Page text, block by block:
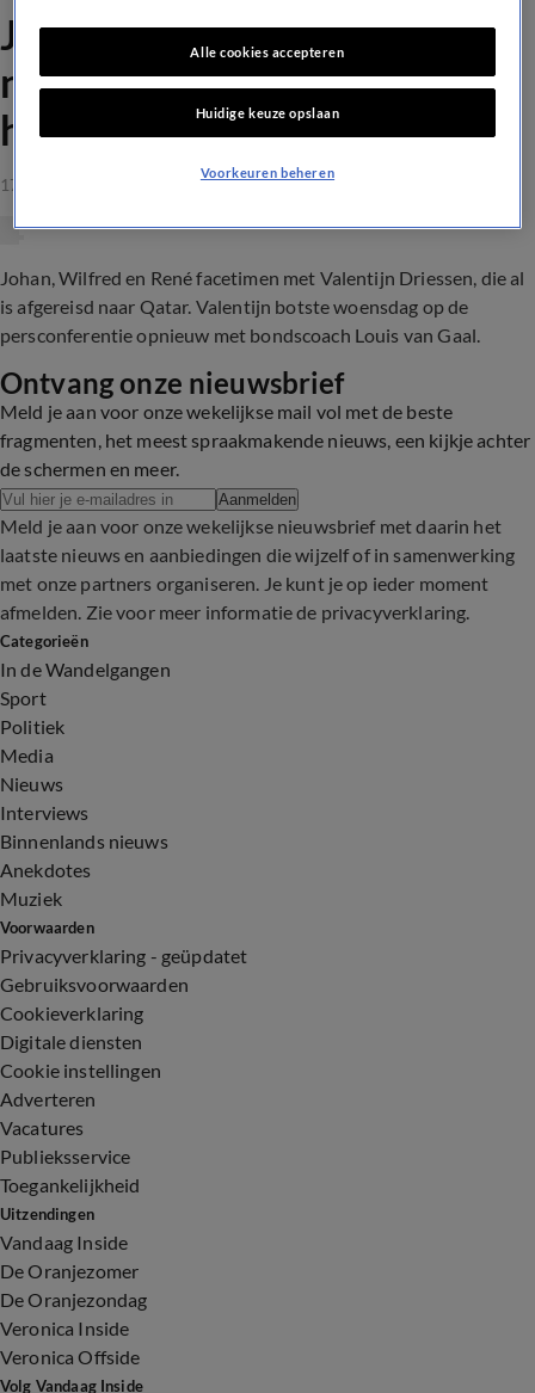
Johan tegen Valentijn: 'Die
negatieve vragen van jou
hangen mij de strot uit!'
17 nov 2022, 00:46
Johan, Wilfred en René facetimen met Valentijn Driessen, die al
is afgereisd naar Qatar. Valentijn botste woensdag op de
persconferentie opnieuw met bondscoach Louis van Gaal.
Ontvang onze nieuwsbrief
Meld je aan voor onze wekelijkse mail vol met de beste
fragmenten, het meest spraakmakende nieuws, een kijkje achter
de schermen en meer.
Aanmelden
Meld je aan voor onze wekelijkse nieuwsbrief met daarin het
laatste nieuws en aanbiedingen die wijzelf of in samenwerking
met onze partners organiseren. Je kunt je op ieder moment
afmelden. Zie voor meer informatie de privacyverklaring.
Categorieën
In de Wandelgangen
Sport
Politiek
Media
Nieuws
Interviews
Binnenlands nieuws
Anekdotes
Muziek
Voorwaarden
Privacyverklaring - geüpdatet
Gebruiksvoorwaarden
Cookieverklaring
Digitale diensten
Cookie instellingen
Adverteren
Vacatures
Publieksservice
Toegankelijkheid
Uitzendingen
Vandaag Inside
De Oranjezomer
De Oranjezondag
Veronica Inside
Veronica Offside
Volg Vandaag Inside
Alle cookies accepteren
Huidige keuze opslaan
Voorkeuren beheren